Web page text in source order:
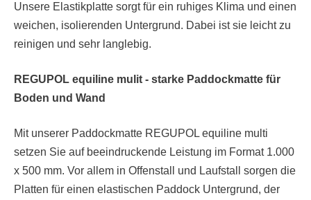
Unsere Elastikplatte sorgt für ein ruhiges Klima und einen
weichen, isolierenden Untergrund. Dabei ist sie leicht zu
reinigen und sehr langlebig.
REGUPOL equiline mulit - starke Paddockmatte für
Boden und Wand
Mit unserer Paddockmatte REGUPOL equiline multi
setzen Sie auf beeindruckende Leistung im Format 1.000
x 500 mm. Vor allem in Offenstall und Laufstall sorgen die
Platten für einen elastischen Paddock Untergrund, der